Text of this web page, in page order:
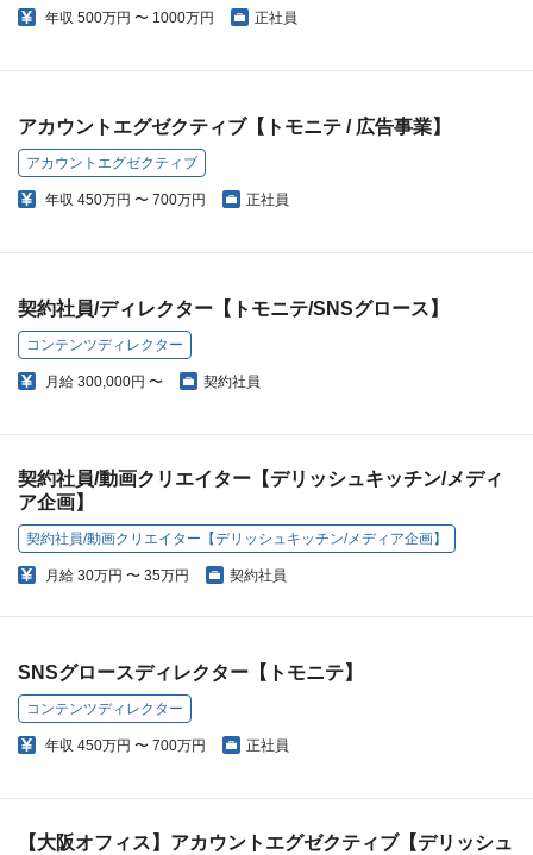
年収 500万円 〜 1000万円 正社員
アカウントエグゼクティブ【トモニテ / 広告事業】
アカウントエグゼクティブ
年収 450万円 〜 700万円 正社員
契約社員/ディレクター【トモニテ/SNSグロース】
コンテンツディレクター
月給 300,000円 〜 契約社員
契約社員/動画クリエイター【デリッシュキッチン/メディ
ア企画】
契約社員/動画クリエイター【デリッシュキッチン/メディア企画】
月給 30万円 〜 35万円 契約社員
SNSグロースディレクター【トモニテ】
コンテンツディレクター
年収 450万円 〜 700万円 正社員
【大阪オフィス】アカウントエグゼクティブ【デリッシュ